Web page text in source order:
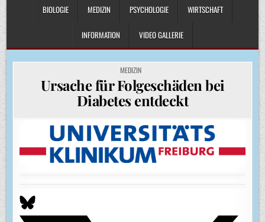
BIOLOGIE MEDIZIN PSYCHOLOGIE WIRTSCHAFT
INFORMATION VIDEO GALLERIE
POSTED
IN
MEDIZIN
Ursache für Folgeschäden bei
Diabetes entdeckt